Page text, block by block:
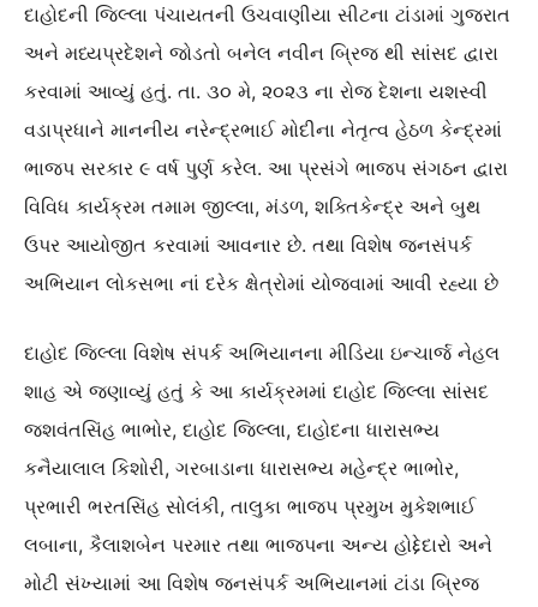
દાહોદની જિલ્લા પંચાયતની ઉચવાણીયા સીટના ટાંડામાં ગુજરાત
અને મધ્યપ્રદેશને જોડતો બનેલ નવીન બ્રિજ થી સાંસદ દ્વારા
કરવામાં આવ્યું હતું. તા. ૩૦ મે, ૨૦૨૩ ના રોજ દેશના યશસ્વી
વડાપ્રધાને માનનીય નરેન્દ્રભાઈ મોદીના નેતૃત્વ હેઠળ કેન્દ્રમાં
ભાજપ સરકાર ૯ વર્ષ પુર્ણ કરેલ. આ પ્રસંગે ભાજપ સંગઠન દ્વારા
વિવિધ કાર્યક્રમ તમામ જીલ્લા, મંડળ, શક્તિકેન્દ્ર અને બુથ
ઉપર આયોજીત કરવામાં આવનાર છે. તથા વિશેષ જનસંપર્ક
અભિયાન લોકસભા નાં દરેક ક્ષેત્રોમાં યોજવામાં આવી રહ્યા છે
દાહોદ જિલ્લા વિશેષ સંપર્ક અભિયાનના મીડિયા ઇન્ચાર્જ નેહલ
શાહ એ જણાવ્યું હતું કે આ કાર્યક્રમમાં દાહોદ જિલ્લા સાંસદ
જશવંતસિંહ ભાભોર, દાહોદ જિલ્લા, દાહોદના ધારાસભ્ય
કનૈયાલાલ કિશોરી, ગરબાડાના ધારાસભ્ય મહેન્દ્ર ભાભોર,
પ્રભારી ભરતસિંહ સોલંકી, તાલુકા ભાજપ પ્રમુખ મુકેશભાઈ
લબાના, કૈલાશબેન પરમાર તથા ભાજપના અન્ય હોદ્દેદારો અને
મોટી સંખ્યામાં આ વિશેષ જનસંપર્ક અભિયાનમાં ટાંડા બ્રિજ